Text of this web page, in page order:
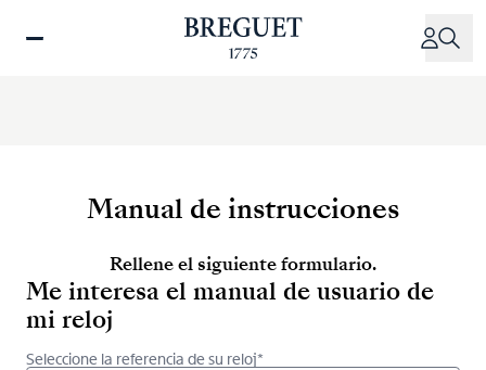
Manual de instrucciones
Rellene el siguiente formulario.
Me interesa el manual de usuario de
mi reloj
Seleccione la referencia de su reloj*